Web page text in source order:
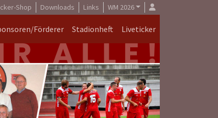
Shop Downloads Links WM 2026
Förderer Stadionheft Liveticker